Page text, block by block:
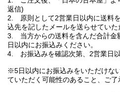
返信)
2. 原則として2営業日以内に送料
込先を記したメールを送らせていた
3. 当方からの送料を含んだ合計金
日以内にお振込みください。
4. お振込みを確認次第、2営業日以
※5日以内にお振込みをいただけな
ていただく可能性のあること、ご了